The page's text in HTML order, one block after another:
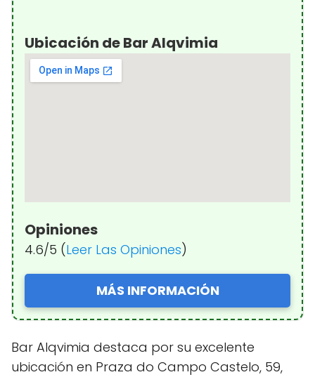
Ubicación de Bar Alqvimia
Opiniones
4.6/5 (Leer Las Opiniones)
MÁS INFORMACIÓN
Bar Alqvimia destaca por su excelente
ubicación en Praza do Campo Castelo, 59,